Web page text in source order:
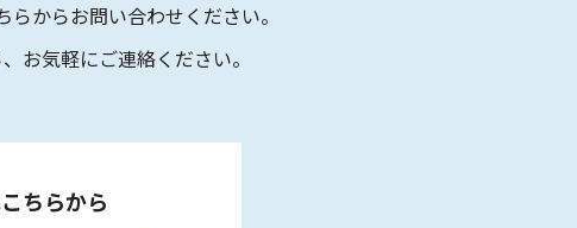
らからお問い合わせください。
お気軽にご連絡ください。
ちらから